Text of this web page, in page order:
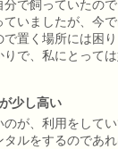
分で飼っていたの
いましたが、今
置く場所には困
で、私にとって
少し高い
のが、利用をして
ルをするのであ